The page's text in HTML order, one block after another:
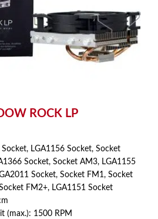
ROCK LP
LGA1156 Socket, Socket
Socket, Socket AM3, LGA1155
Socket, Socket FM1, Socket
FM2+, LGA1151 Socket
(max.): 1500 RPM